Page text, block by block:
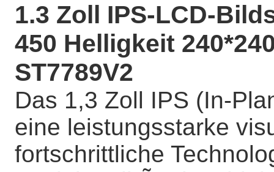
1.3 Zoll IPS-LCD-
450 Helligkeit
ST7789V2
Das 1,3 Zoll IPS (In-
eine leistungsstarke
fortschrittliche